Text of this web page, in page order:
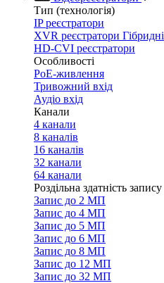
Тип (технологія)
IP реєстратори
XVR реєстратори Гібридні
HD-CVI реєстратори
Особливості
PoE-живлення
Тривожний вхід
Аудіо вхід
Канали
4 канали
8 каналів
16 каналів
32 канали
64 канали
Роздільна здатність запису
Запис до 2 МП
Запис до 4 МП
Запис до 5 МП
Запис до 6 МП
Запис до 8 МП
Запис до 12 МП
Запис до 32 МП